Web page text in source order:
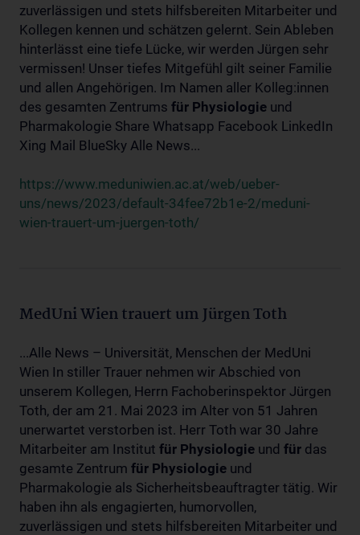
zuverlässigen und stets hilfsbereiten Mitarbeiter und
Kollegen kennen und schätzen gelernt. Sein Ableben
hinterlässt eine tiefe Lücke, wir werden Jürgen sehr
vermissen! Unser tiefes Mitgefühl gilt seiner Familie
und allen Angehörigen. Im Namen aller Kolleg:innen
des gesamten Zentrums für Physiologie und
Pharmakologie Share Whatsapp Facebook LinkedIn
Xing Mail BlueSky Alle News...
https://www.meduniwien.ac.at/web/ueber-
uns/news/2023/default-34fee72b1e-2/meduni-
wien-trauert-um-juergen-toth/
MedUni Wien trauert um Jürgen Toth
...Alle News – Universität, Menschen der MedUni
Wien In stiller Trauer nehmen wir Abschied von
unserem Kollegen, Herrn Fachoberinspektor Jürgen
Toth, der am 21. Mai 2023 im Alter von 51 Jahren
unerwartet verstorben ist. Herr Toth war 30 Jahre
Mitarbeiter am Institut für Physiologie und für das
gesamte Zentrum für Physiologie und
Pharmakologie als Sicherheitsbeauftragter tätig. Wir
haben ihn als engagierten, humorvollen,
zuverlässigen und stets hilfsbereiten Mitarbeiter und